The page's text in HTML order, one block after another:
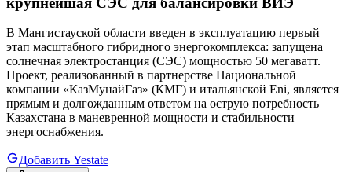
В Мангистауской области введен в эксплуатацию первый
этап масштабного гибридного энергокомплекса: запущена
солнечная электростанция (СЭС) мощностью 50 мегаватт.
Проект, реализованный в партнерстве Национальной
компании «КазМунайГаз» (КМГ) и итальянской Eni, является
прямым и долгожданным ответом на острую потребность
Казахстана в маневренной мощности и стабильности
энергоснабжения.
Добавить Yestate